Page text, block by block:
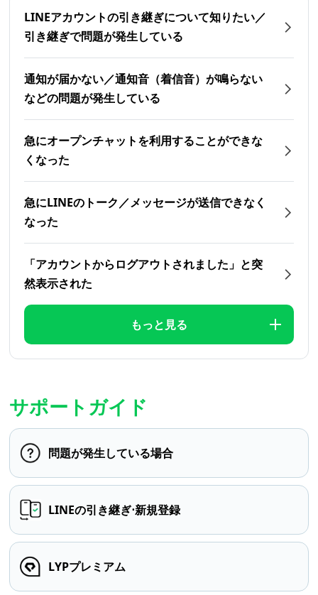
LINEアカウントの引き継ぎについて知りたい／
引き継ぎで問題が発生している
通知が届かない／通知音（着信音）が鳴らない
などの問題が発生している
急にオープンチャットを利用することができな
くなった
急にLINEのトーク／メッセージが送信できなく
なった
「アカウントからログアウトされました」と突
然表示された
もっと見る
サポートガイド
問題が発生している場合
LINEの引き継ぎ⋅新規登録
LYPプレミアム